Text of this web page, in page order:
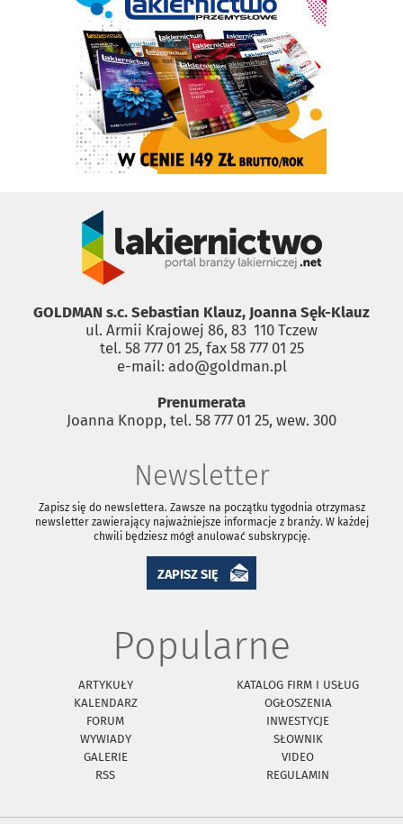
GOLDMAN s.c. Sebastian Klauz, Joanna Sęk-Klauz
ul. Armii Krajowej 86, 83 ­ 110 Tczew
tel. 58 777 01 25, fax 58 777 01 25
e-mail: ado@goldman.pl
Prenumerata
Joanna Knopp, tel. 58 777 01 25, wew. 300
Newsletter
Zapisz się do newslettera. Zawsze na początku tygodnia otrzymasz
newsletter zawierający najważniejsze informacje z branży. W każdej
chwili będziesz mógł anulować subskrypcję.
ZAPISZ SIĘ
Popularne
ARTYKUŁY
KATALOG FIRM I USŁUG
KALENDARZ
OGŁOSZENIA
FORUM
INWESTYCJE
WYWIADY
SŁOWNIK
GALERIE
VIDEO
RSS
REGULAMIN